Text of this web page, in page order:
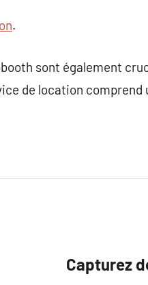
.
sont également
de location
Capturez